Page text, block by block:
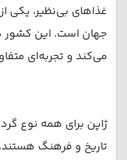
غذاهای بی‌نظیر، یکی
جهان است. این کشور
می‌کند و تجربه‌ای
ژاپن برای همه نوع
تاریخ و فرهنگ